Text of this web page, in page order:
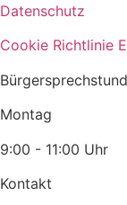
Datenschutz
Cookie Richtlinie
Montag
9:00 - 11:00 Uhr
Kontakt